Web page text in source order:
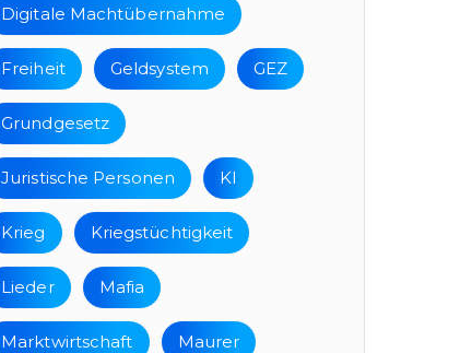
Digitale Machtübernahme
Freiheit Geldsystem GEZ
Grundgesetz
Juristische Personen KI
Krieg Kriegstüchtigkeit
Lieder Mafia
Marktwirtschaft Maurer